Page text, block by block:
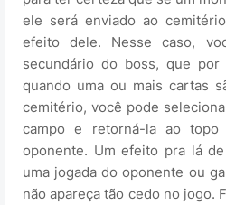
ele será enviado ao
efeito dele. Nesse caso,
secundário do boss, que
quando uma ou mais cartas
cemitério, você pode
campo e retorná-la ao
oponente. Um efeito pra lá
uma jogada do oponente ou
não apareça tão cedo no jogo.